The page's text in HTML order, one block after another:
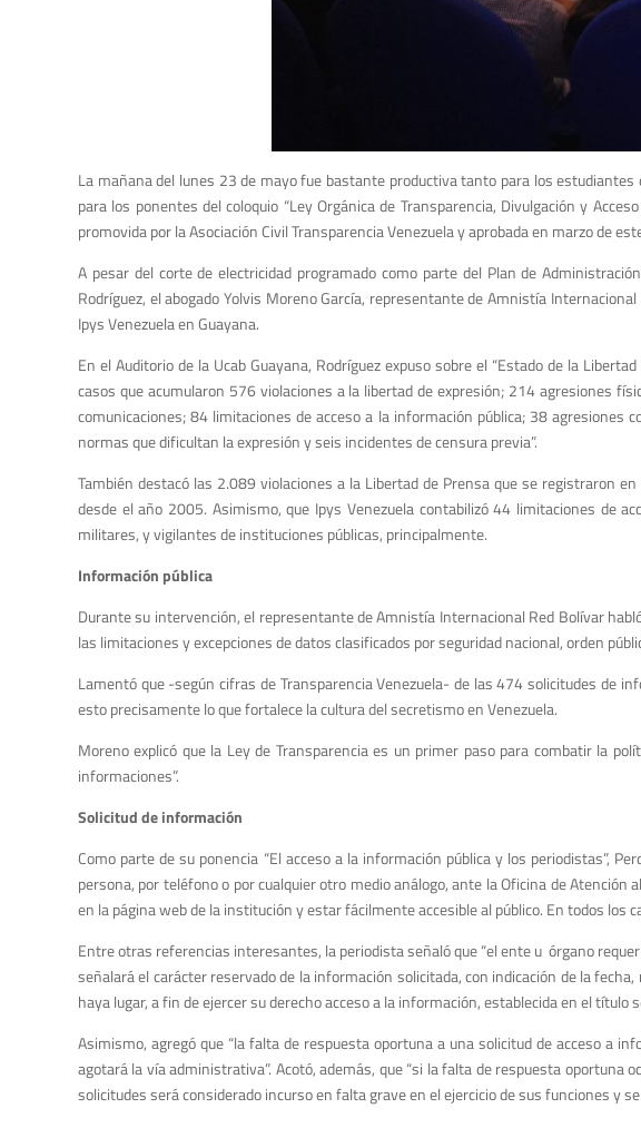
La mañana del lunes 23 de mayo fue bastante productiva tanto para los estudiantes
para los ponentes del coloquio “Ley Orgánica de Transparencia, Divulgación y
promovida por la Asociación Civil Transparencia Venezuela y aprobada en marzo de
A pesar del corte de electricidad programado como parte del Plan de
Rodríguez, el abogado Yolvis Moreno García, representante de Amnistía
Ipys Venezuela en Guayana.
En el Auditorio de la Ucab Guayana, Rodríguez expuso sobre el “Estado de la
casos que acumularon 576 violaciones a la libertad de expresión; 214 agresiones
comunicaciones; 84 limitaciones de acceso a la información pública; 38
normas que dificultan la expresión y seis incidentes de censura previa”.
También destacó las 2.089 violaciones a la Libertad de Prensa que se registraron
desde el año 2005. Asimismo, que Ipys Venezuela contabilizó 44 limitaciones de
militares, y vigilantes de instituciones públicas, principalmente.
Información pública
Durante su intervención, el representante de Amnistía Internacional Red Bolívar
las limitaciones y excepciones de datos clasificados por seguridad nacional, orden
Lamentó que -según cifras de Transparencia Venezuela- de las 474 solicitudes de
esto precisamente lo que fortalece la cultura del secretismo en Venezuela.
Moreno explicó que la Ley de Transparencia es un primer paso para combatir la
informaciones”.
Solicitud de información
Como parte de su ponencia “El acceso a la información pública y los periodistas”,
persona, por teléfono o por cualquier otro medio análogo, ante la Oficina de
en la página web de la institución y estar fácilmente accesible al público. En todos los
Entre otras referencias interesantes, la periodista señaló que “el ente u órgano
señalará el carácter reservado de la información solicitada, con indicación de la
haya lugar, a fin de ejercer su derecho acceso a la información, establecida en el título
Asimismo, agregó que “la falta de respuesta oportuna a una solicitud de acceso a
agotará la vía administrativa”. Acotó, además, que “si la falta de respuesta
solicitudes será considerado incurso en falta grave en el ejercicio de sus funciones y